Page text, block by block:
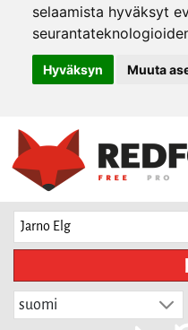
selaamista hyväksyt
Hyväksyn Muuta
suomi